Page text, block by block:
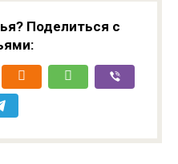
Поделиться с